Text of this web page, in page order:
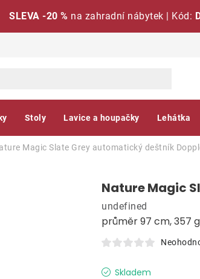
SLEVA -20 % na zahradní nábytek | Kód:
Stoly Lavice a houpačky Lehátka
Magic Slate Grey automatický deštník
Nature Magic
průměr 97 cm, 357 g
undefined
Skladem